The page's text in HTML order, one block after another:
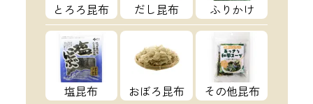
とろろ昆布 だし昆布 ふりかけ
塩昆布 おぼろ昆布 その他昆布